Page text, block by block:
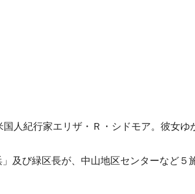
人紀行家エリザ・Ｒ・シドモア。彼女
及び緑区長が、中山地区センターなど５